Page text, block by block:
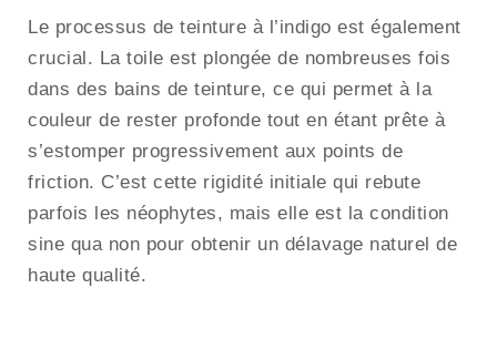
Le processus de teinture à l’indigo est également
crucial. La toile est plongée de nombreuses fois
dans des bains de teinture, ce qui permet à la
couleur de rester profonde tout en étant prête à
s’estomper progressivement aux points de
friction. C’est cette rigidité initiale qui rebute
parfois les néophytes, mais elle est la condition
sine qua non pour obtenir un délavage naturel de
haute qualité.